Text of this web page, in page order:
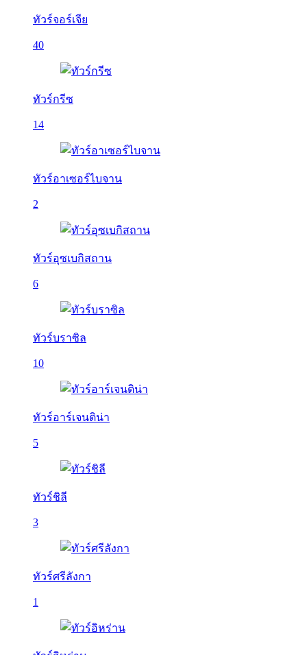
ทัวร์จอร์เจีย
40
ทัวร์กรีซ
14
ทัวร์อาเซอร์ไบจาน
2
ทัวร์อุซเบกิสถาน
6
ทัวร์บราซิล
10
ทัวร์อาร์เจนติน่า
5
ทัวร์ชิลี
3
ทัวร์ศรีลังกา
1